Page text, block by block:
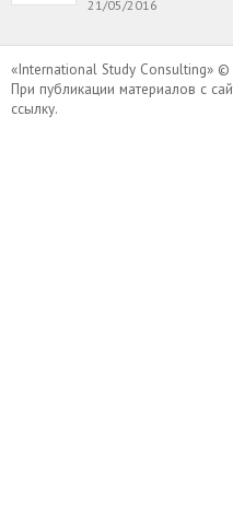
21/05/2016
«International Study Consulting»
При публикации материалов с
ссылку.